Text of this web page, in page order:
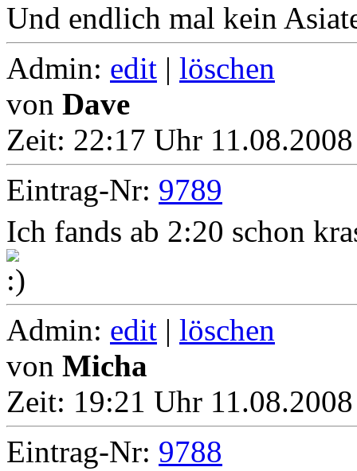
Und endlich mal kein
Admin: edit | löschen
von Dave
Zeit: 22:17 Uhr
Eintrag-Nr: 9789
Ich fands ab 2:20 schon
Admin: edit | löschen
von Micha
Zeit: 19:21 Uhr
Eintrag-Nr: 9788